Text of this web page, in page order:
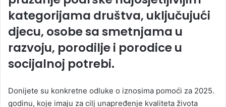
kategorijama društva, uključujući
djecu, osobe sa smetnjama u
razvoju, porodilje i porodice u
socijalnoj potrebi.
Donijete su konkretne odluke o iznosima pomoći za 2025.
godinu, koje imaju za cilj unapređenje kvaliteta života